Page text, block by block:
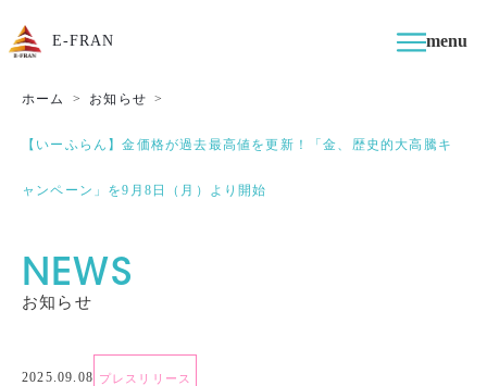
E-FRAN menu
ホーム お知らせ
【いーふらん】金価格が過去最高値を更新！「金、歴史的大高騰キ
ャンペーン」を9月8日（月）より開始
NEWS
お知らせ
2025.09.08 プレスリリース